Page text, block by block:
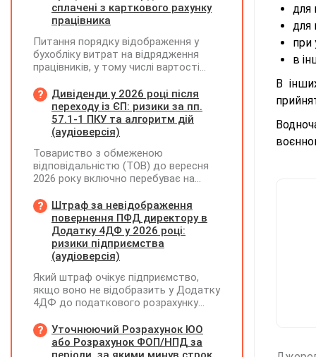
для
для
при
в
В
сплачені з карткового рахунку
працівника
Питання порядку відображення у
бухобліку витрат на відрядження
працівників, у тому числі вартості
карткового рахунку працівника та
підтвердження таких операцій
первинними документами, належать
до компетенції Мінфіну
Дивіденди у 2026 році після
переходу із ЄП: ризики за пп.
57.1-1 ПКУ та алгоритм дій
(аудіоверсія)
Товариство з обмеженою
відповідальністю (ТОВ) до вересня
2026 року включно перебуває на
(єдиний податок, 3 група, ставка 5%,
неплатник ПДВ). З 1 жовтня 2026
року підприємство переходить на
загальну систему оподаткування
(стає платником податку на
діяльності у періоді 2024–2025 років
(під час перебування на спрощеній
системі) підприємство отримало
нерозподіленого прибутку в балансі
становить 18 млн грн. Наприкінці
Штраф за невідображення
повернення ПФД директору в
Додатку 4ДФ у 2026 році:
ризики підприємства
(аудіоверсія)
Який штраф очікує підприємство,
якщо воно не відобразить у Додатку
4ДФ до податкового розрахунку
допомоги (ПФД) директору?
Уточнюючий Розрахунок ЮО
або Розрахунок ФОП/НПД за